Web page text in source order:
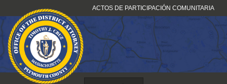
al
contenido
ACTOS DE PARTICIPACIÓN COMUNITARIA